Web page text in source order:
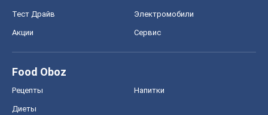
Тест Драйв Электромобили
Акции Сервис
Food Oboz
Рецепты Напитки
Диеты